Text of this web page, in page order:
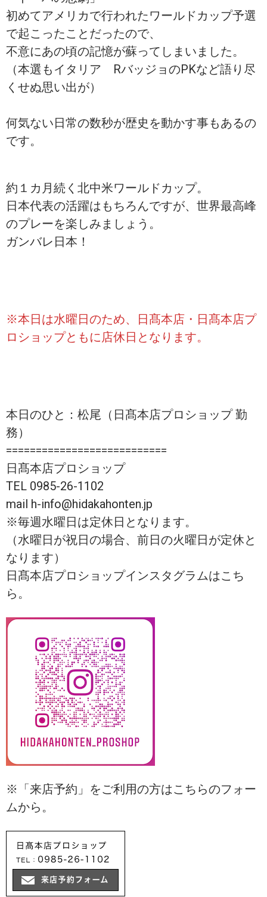
初めてアメリカで行われたワールドカップ予選
で起こったことだったので、
不意にあの頃の記憶が蘇ってしまいました。
（本選もイタリア RバッジョのPKなど語り尽
くせぬ思い出が）
何気ない日常の数秒が歴史を動かす事もあるの
です。
約１カ月続く北中米ワールドカップ。
日本代表の活躍はもちろんですが、世界最高峰
のプレーを楽しみましょう。
ガンバレ日本！
※本日は水曜日のため、日髙本店・日髙本店プ
ロショップともに店休日となります。
本日のひと：松尾（日髙本店プロショップ 勤
務）
===========================
日髙本店プロショップ
TEL 0985-26-1102
mail h-info@hidakahonten.jp
※毎週水曜日は定休日となります。
（水曜日が祝日の場合、前日の火曜日が定休と
なります）
日髙本店プロショップインスタグラムはこち
ら。
※「来店予約」をご利用の方はこちらのフォー
ムから。